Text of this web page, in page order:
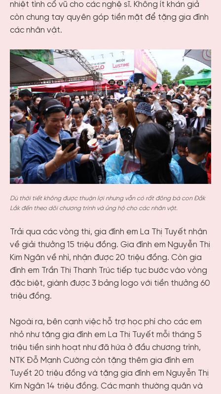
nhiệt tình cổ vũ cho các nghệ sĩ. Không ít khán giả
còn chung tay quyên góp tiền mặt để tặng gia đình
các nhân vật.
Dù thời tiết không được thuận lợi nhưng vẫn có rất đông bà con Đắk
Lắk đến theo dõi chương trình và ủng hộ cho các nhân vật.
Trải qua các vòng thi, gia đình em La Thị Tuyết nhận
về giải thưởng 15 triệu đồng. Gia đình em Nguyễn Thị
Kim Ngân về nhì, nhận được 20 triệu đồng. Còn gia
đình em Trần Thị Thanh Trúc tiếp tục bước vào vòng
đặc biệt, giành được 3 bảng logo với tiền thưởng 60
triệu đồng.
Ngoài ra, bên cạnh việc hỗ trợ học phí cho các em
nhỏ như tặng gia đình em La Thị Tuyết mỗi tháng 5
triệu tiền sinh hoạt như đã hứa ở đầu chương trình,
NTK Đỗ Mạnh Cường còn tặng thêm gia đình em
Tuyết 20 triệu đồng và tặng gia đình em Nguyễn Thị
Kim Ngân 14 triệu đồng. Các mạnh thường quân và